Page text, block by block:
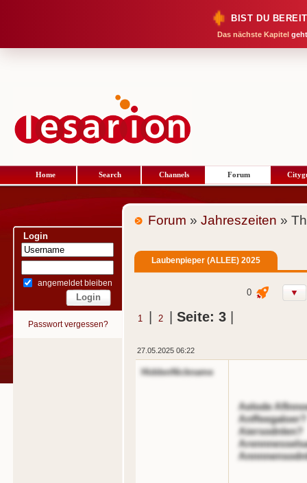
BIST DU
Das nächste Kapitel
Home Search Channels Forum
Login
angemeldet bleiben
Passwort vergessen?
Forum » Jahreszeiten »
Laubenpieper (ALLEE) 2025
▼
0
1 2 Seite: 3
27.05.2025 06:22
HiddenNickname
Aelode
Anffeegaloer?
Aiersodnlen?